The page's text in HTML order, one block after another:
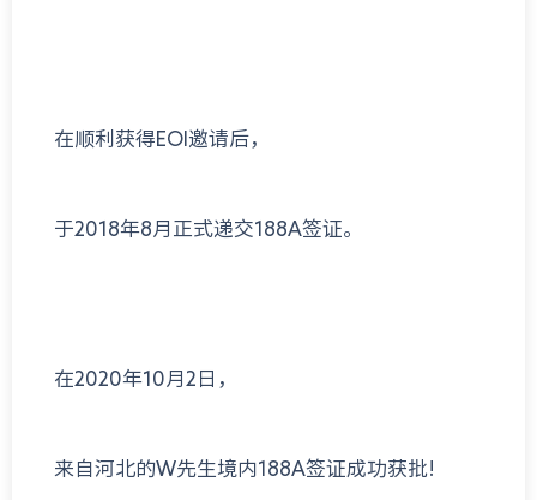
在顺利获得EOI邀请后，
于2018年8月正式递交188A签证。
在2020年10月2日，
来自河北的W先生境内188A签证成功获批!